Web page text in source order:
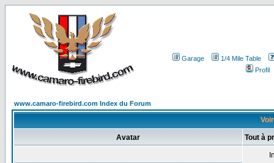
Garage
1/4 Mile Table
Profil
www.camaro-firebird.com Index du Forum
Avatar Tout à